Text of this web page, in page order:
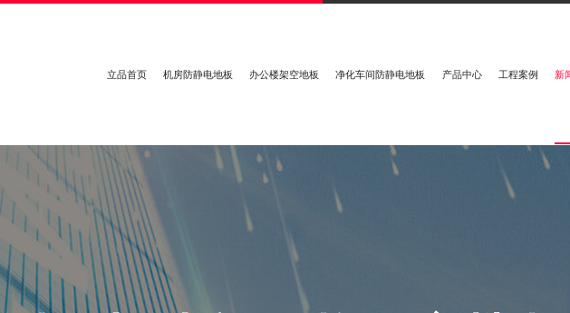
立品首页 机房防静电地板 办公楼架空地板 净化车间防静电地板 产品中心 工程案例 新